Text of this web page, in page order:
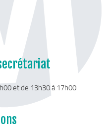
et de 13h30 à 17h00